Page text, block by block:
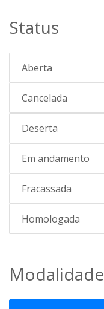
Status
Aberta
Cancelada
Deserta
Em andamento
Fracassada
Homologada
Modalidade